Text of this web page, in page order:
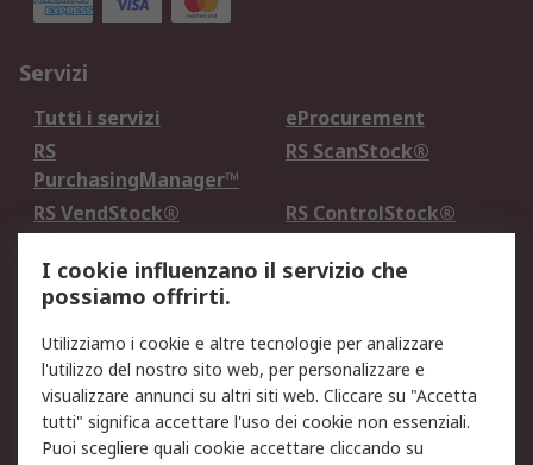
Servizi
Tutti i servizi
eProcurement
RS
PurchasingManager™
RS ScanStock®
RS VendStock®
RS ControlStock®
Legale
Informativa Cookie
Informativa Privacy -
Aggiornata
Email Security
Termini d'uso
Condizioni di vendita
Condizioni generali di
I cookie influenzano il servizio che
possiamo offrirti.
Utilizziamo i cookie e altre tecnologie per analizzare
l'utilizzo del nostro sito web, per personalizzare e
visualizzare annunci su altri siti web. Cliccare su "Accetta
tutti" significa accettare l'uso dei cookie non essenziali.
Puoi scegliere quali cookie accettare cliccando su